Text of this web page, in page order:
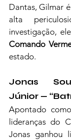
Dantas, Gilmar
alta
Comando
estado.
Jonas
Júnior —
Apontado
lideranças do
Jonas ganhou